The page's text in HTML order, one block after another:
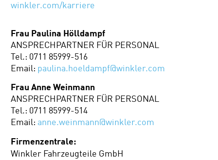
winkler.com/karriere
Frau Paulina Hölldampf
ANSPRECHPARTNER FÜR PERSONAL
Tel.: 0711 85999-516
Email: paulina.hoeldampf@winkler.com
Frau Anne Weinmann
ANSPRECHPARTNER FÜR PERSONAL
Tel.: 0711 85999-514
Email: anne.weinmann@winkler.com
Firmenzentrale:
Winkler Fahrzeugteile GmbH